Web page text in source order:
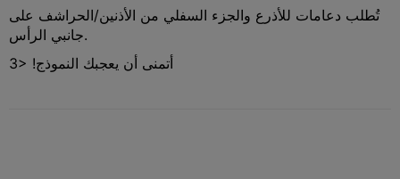
تُطلب دعامات للأذرع والجزء السفلي من الأذنين/الحراشف على
جانبي الرأس.
أتمنى أن يعجبك النموذج! <3